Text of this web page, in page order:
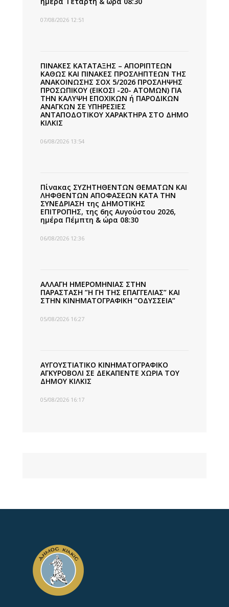
07/08/2026 12:51
ΠΙΝΑΚΕΣ ΚΑΤΑΤΑΞΗΣ – ΑΠΟΡΙΠΤΕΩΝ
ΚΑΘΩΣ ΚΑΙ ΠΙΝΑΚΕΣ ΠΡΟΣΛΗΠΤΕΩΝ ΤΗΣ
ΑΝΑΚΟΙΝΩΣΗΣ ΣΟΧ 5/2026 ΠΡΟΣΛΗΨΗΣ
ΠΡΟΣΩΠΙΚΟΥ (ΕΙΚΟΣΙ -20- ΑΤΟΜΩΝ) ΓΙΑ
ΤΗΝ ΚΑΛΥΨΗ ΕΠΟΧΙΚΩΝ ή ΠΑΡΟΔΙΚΩΝ
ΑΝΑΓΚΩΝ ΣΕ ΥΠΗΡΕΣΙΕΣ
ΑΝΤΑΠΟΔΟΤΙΚΟΥ ΧΑΡΑΚΤΗΡΑ ΣΤΟ ΔΗΜΟ
ΚΙΛΚΙΣ
06/08/2026 13:54
Πίνακας ΣΥΖΗΤΗΘΕΝΤΩΝ ΘΕΜΑΤΩΝ ΚΑΙ
ΛΗΦΘΕΝΤΩΝ ΑΠΟΦΑΣΕΩΝ ΚΑΤΑ ΤΗΝ
ΣΥΝΕΔΡΙΑΣΗ της ΔΗΜΟΤΙΚΗΣ
ΕΠΙΤΡΟΠΗΣ, της 6ης Αυγούστου 2026,
ημέρα Πέμπτη & ώρα 08:30
06/08/2026 12:36
ΑΛΛΑΓΗ ΗΜΕΡΟΜΗΝΙΑΣ ΣΤΗΝ
ΠΑΡΑΣΤΑΣΗ ”Η ΓΗ ΤΗΣ ΕΠΑΓΓΕΛΙΑΣ” ΚΑΙ
ΣΤΗΝ ΚΙΝΗΜΑΤΟΓΡΑΦΙΚΗ ”ΟΔΥΣΣΕΙΑ”
05/08/2026 16:27
ΑΥΓΟΥΣΤΙΑΤΙΚΟ ΚΙΝΗΜΑΤΟΓΡΑΦΙΚΟ
ΑΓΚΥΡΟΒΟΛΙ ΣΕ ΔΕΚΑΠΕΝΤΕ ΧΩΡΙΑ ΤΟΥ
ΔΗΜΟΥ ΚΙΛΚΙΣ
05/08/2026 16:17